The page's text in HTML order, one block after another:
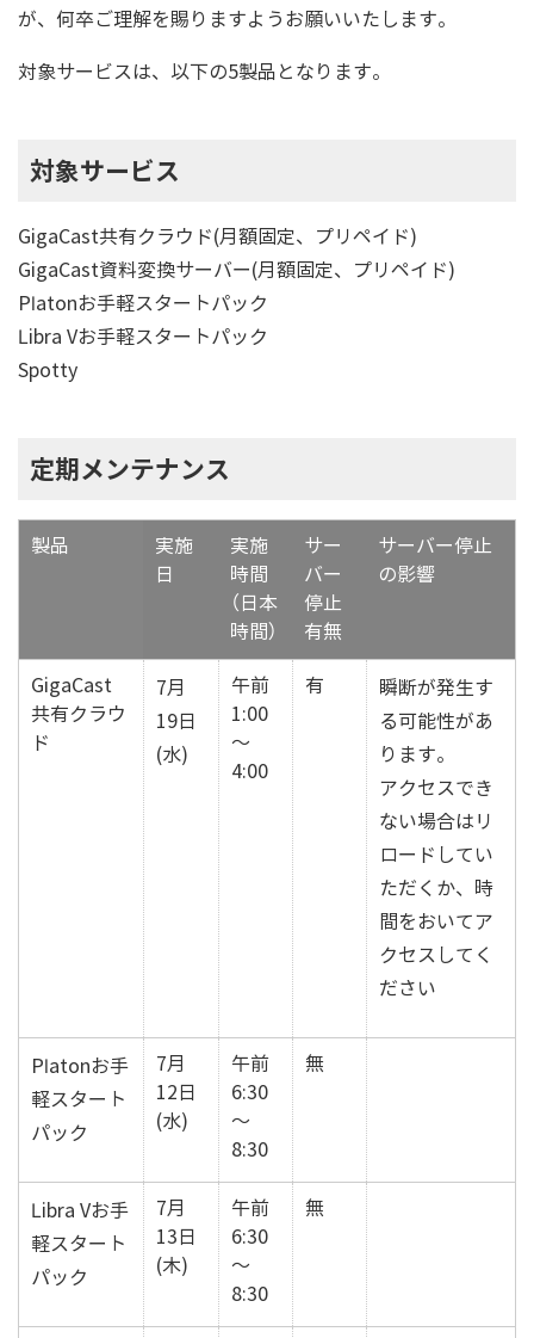
が、何卒ご理解を賜りますようお願いいたします。
対象サービスは、以下の5製品となります。
対象サービス
GigaCast共有クラウド(月額固定、プリペイド)
GigaCast資料変換サーバー(月額固定、プリペイド)
Platonお手軽スタートパック
Libra Vお手軽スタートパック
Spotty
定期メンテナンス
製品
実施
日
実施
時間
（日本
時間）
サー
バー
停止
有無
サーバー停止
の影響
GigaCast
共有クラウ
ド
7月
19日
(水)
午前
1:00
～
4:00
有
瞬断が発生す
る可能性があ
ります。
アクセスでき
ない場合はリ
ロードしてい
ただくか、時
間をおいてア
クセスしてく
ださい
Platonお手
軽スタート
パック
7月
12日
(水)
午前
6:30
～
8:30
無
Libra Vお手
軽スタート
パック
7月
13日
(木)
午前
6:30
～
8:30
無